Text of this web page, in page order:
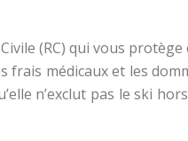
(RC) qui vous protège
frais médicaux et les
n’exclut pas le ski